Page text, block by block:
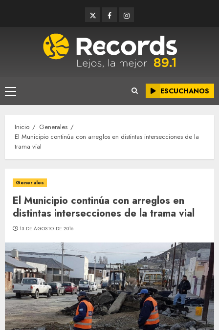
TwitterFacebookInstagram
Menú
principal
ESCUCHANOS
Inicio
Generales
El Municipio continúa con arreglos en distintas intersecciones de la
trama vial
Generales
El Municipio continúa con arreglos en
distintas intersecciones de la trama vial
13 DE AGOSTO DE 2016